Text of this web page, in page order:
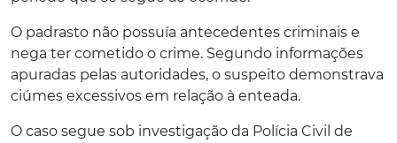
O padrasto não possuía antecedentes criminais e
nega ter cometido o crime. Segundo informações
apuradas pelas autoridades, o suspeito demonstrava
ciúmes excessivos em relação à enteada.
O caso segue sob investigação da Polícia Civil de